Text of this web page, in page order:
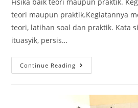
teori maupun praktik.Kegiatannya
teori, latihan soal dan praktik. Kata
ituasyik, persis…
Continue Reading